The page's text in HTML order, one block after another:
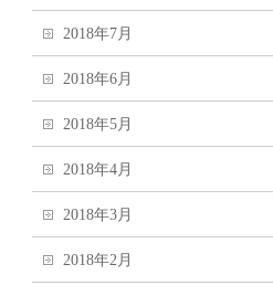
2018年7月
2018年6月
2018年5月
2018年4月
2018年3月
2018年2月